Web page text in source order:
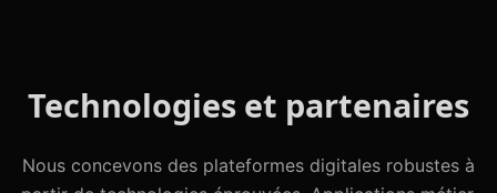
Technologies et partenaires
Nous concevons des plateformes digitales robustes à